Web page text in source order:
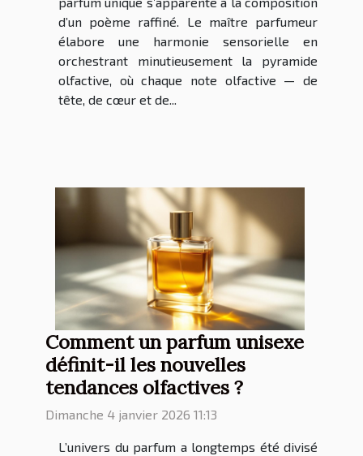
d’un poème raffiné. Le maître parfumeur
élabore une harmonie sensorielle en
orchestrant minutieusement la pyramide
olfactive, où chaque note olfactive — de
tête, de cœur et de...
Comment un parfum unisexe
définit-il les nouvelles
tendances olfactives ?
Dimanche 4 janvier 2026 11:13
L’univers du parfum a longtemps été divisé